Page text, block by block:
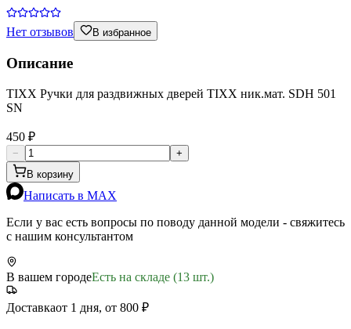
Нет отзывов В избранное
Описание
TIXX Ручки для раздвижных дверей TIXX ник.мат. SDH 501
SN
450 ₽
−
+
В корзину
Написать в MAX
Если у вас есть вопросы по поводу данной модели - свяжитесь
с нашим консультантом
В вашем городеЕсть на складе (13 шт.)
Доставкаот 1 дня, от 800 ₽